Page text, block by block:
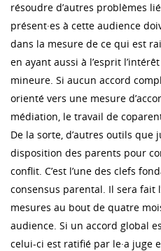
résoudre d’autres problèmes
présent·es à cette audience
dans la mesure de ce qui est
en ayant aussi à l’esprit
mineure. Si aucun accord
orienté vers une mesure
médiation, le travail de
De la sorte, d’autres outils
disposition des parents pour
conflit. C’est l’une des clefs
consensus parental. Il sera
mesures au bout de quatre
audience. Si un accord global
celui-ci est ratifié par le·a juge